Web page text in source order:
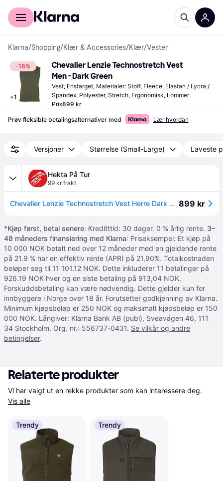
For kunder
Klarna/Shopping/Klær & Accessories/Klær/Vester
-18%
+1
Chevalier Lenzie Technostretch Vest
Men - Dark Green
Vest, Ensfarget, Materialer: Stoff, Fleece, Elastan / Lycra /
Spandex, Polyester, Stretch, Ergonomisk, Lommer
Pris899 kr
Prøv fleksible betalingsalternativer med Lær hvordan
Versjoner Størrelse (Small-Large) Laveste
Hekta På Tur
99 kr frakt
Chevalier Lenzie Technostretch Vest Herre Dark Green 899 kr
*Kjøp først, betal senere: Kreditttid: 30 dager. 0 % årlig rente. 3–
48 måneders finansiering med Klarna: Priseksempel: Et kjøp på
10 000 NOK betalt ned over 12 måneder med en gjeldende rente
på 21.9 % har en effektiv rente (APR) på 21,90%. Totalkostnaden
beløper seg til 11 101.12 NOK. Dette inkluderer 11 betalinger på
926.19 NOK hver og en siste betaling på 913,04 NOK.
Forskuddsbetaling kan være nødvendig. Dette gjelder kun for
innbyggere i Norge over 18 år. Forutsetter godkjenning av Klarna.
Minimum kjøpsbeløp er 250 NOK og maksimalt kjøpsbeløp er 150
000 NOK. Långiver: Klarna Bank AB (publ), Sveavägen 46, 111
34 Stockholm, Org. nr.: 556737-0431. Se vilkår og andre
betingelser.
Relaterte produkter
Vis alle
Trendy Trendy